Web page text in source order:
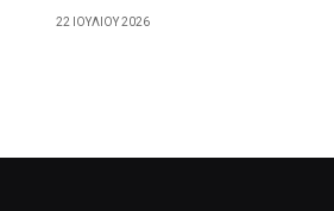
22 ΙΟΥΛΊΟΥ 2026